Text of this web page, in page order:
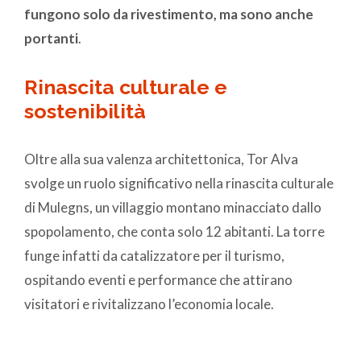
fungono solo da rivestimento, ma sono anche
portanti.
Rinascita culturale e
sostenibilità
Oltre alla sua valenza architettonica, Tor Alva
svolge un ruolo significativo nella rinascita culturale
di Mulegns, un villaggio montano minacciato dallo
spopolamento, che conta solo 12 abitanti. La torre
funge infatti da catalizzatore per il turismo,
ospitando eventi e performance che attirano
visitatori e rivitalizzano l’economia locale.